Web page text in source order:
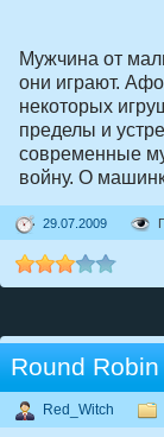
Мужчина от
они играют.
некоторых
пределы и
современные
войну. О
29.07.2009
Round
Red_Witch